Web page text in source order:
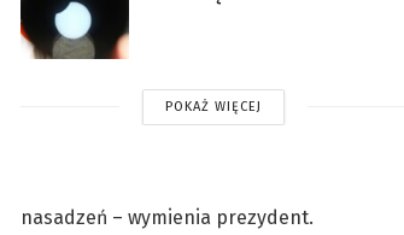
POKAŻ WIĘCEJ
nasadzeń – wymienia prezydent.